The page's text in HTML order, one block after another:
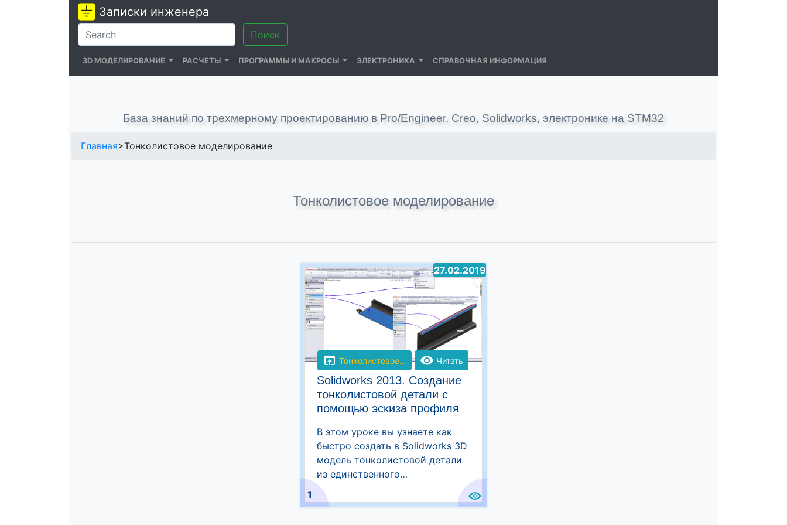
Записки инженера
3D МОДЕЛИРОВАНИЕ РАСЧЕТЫ ПРОГРАММЫ И МАКРОСЫ ЭЛЕКТРОНИКА СПРАВОЧНАЯ ИНФОРМАЦИЯ
База знаний по трехмерному проектированию в Pro/Engineer, Creo, Solidworks, электронике на STM32
Главная>Тонколистовое моделирование
Тонколистовое моделирование
Solidworks 2013. Создание
тонколистовой детали с
помощью эскиза профиля
В этом уроке вы узнаете как
быстро создать в Solidworks 3D
модель тонколистовой детали
из единственного…
open_in_browser Тонколистовое… visibility Читать
27.02.2019
1